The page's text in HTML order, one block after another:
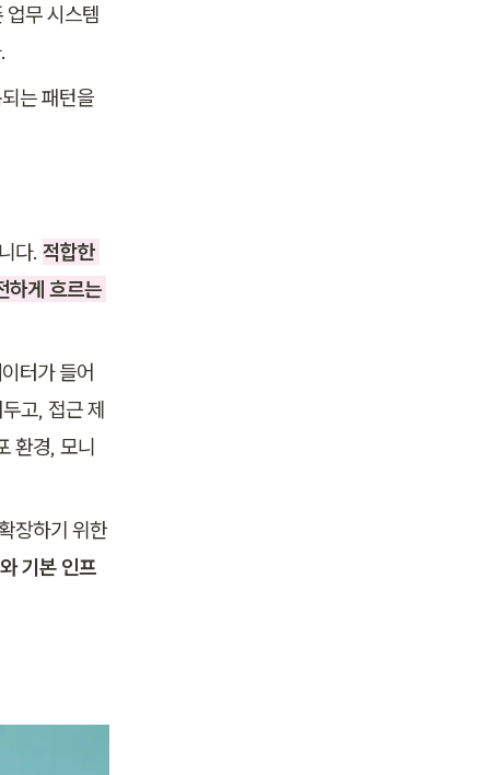
무 시스템
는 패턴을
다. 적합한
하게 흐르는
터가 들어
고, 접근 제
환경, 모니
장하기 위한
기본 인프